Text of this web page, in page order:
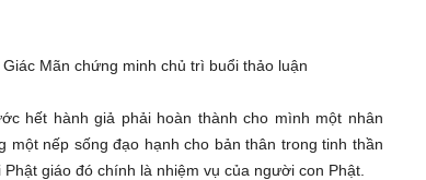
Mãn chứng minh chủ trì buổi thảo luận
hết hành giả phải hoàn thành cho mình một nhân
một nếp sống đạo hạnh cho bản thân trong tinh thần
giáo đó chính là nhiệm vụ của người con Phật.